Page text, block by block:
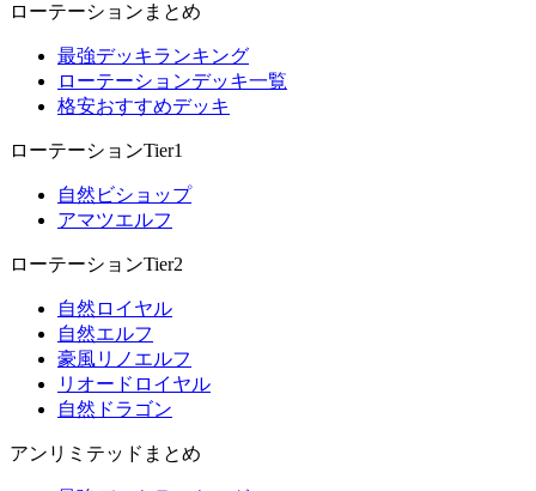
ローテーションまとめ
最強デッキランキング
ローテーションデッキ一覧
格安おすすめデッキ
ローテーションTier1
自然ビショップ
アマツエルフ
ローテーションTier2
自然ロイヤル
自然エルフ
豪風リノエルフ
リオードロイヤル
自然ドラゴン
アンリミテッドまとめ